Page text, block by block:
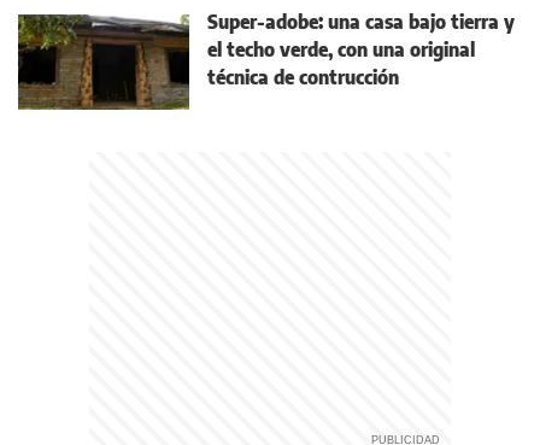
Super-adobe: una casa bajo tierra y
el techo verde, con una original
técnica de contrucción